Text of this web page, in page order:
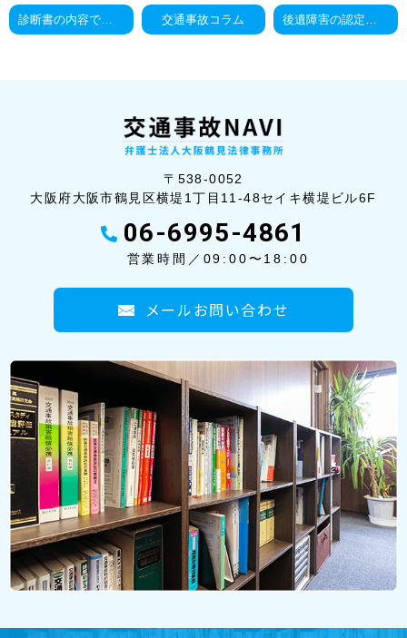
診断書の内容で高次脳機能障害の慰謝料に大きな違い 交通事故コラム 後遺障害の認定には検査が必要不可欠
〒538-0052
大阪府大阪市鶴見区横堤1丁目11-48セイ キ横堤ビル6F
06-6995-4861
営業時間／09:00〜18:00
メールお問い合わせ